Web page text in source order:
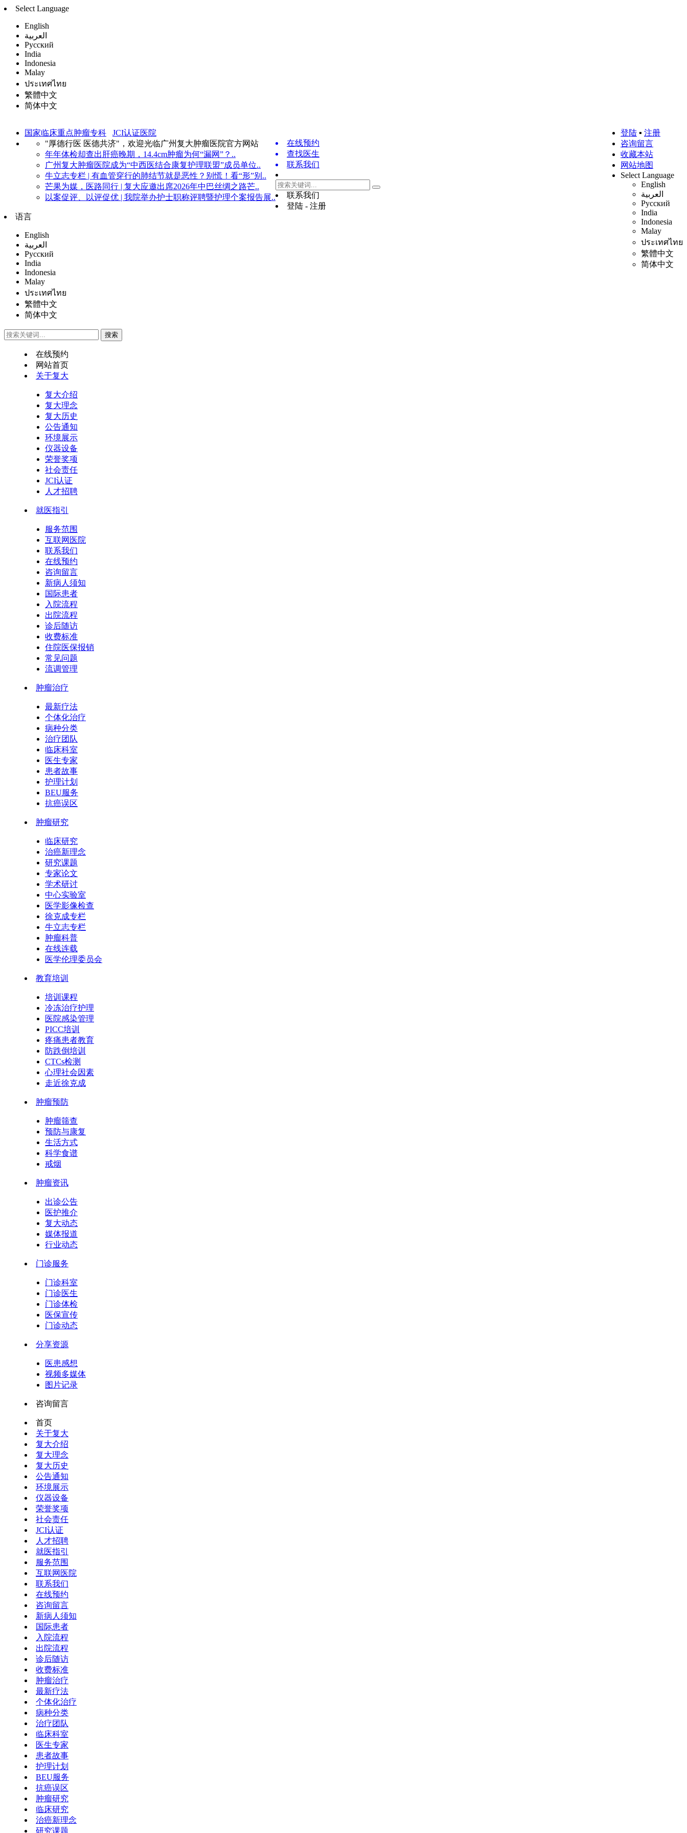
Select Language
English
العربية
Русский
India
Indonesia
Malay
ประเทศไทย
繁體中文
简体中文
国家临床重点肿瘤专科
JCI认证医院
"厚德行医 医德共济"，欢迎光临广州复大肿瘤医院官方网站
年年体检却查出肝癌晚期，14.4cm肿瘤为何“漏网”？..
广州复大肿瘤医院成为“中西医结合康复护理联盟”成员单位..
牛立志专栏 | 有血管穿行的肺结节就是恶性？别慌！看“形”别..
芒果为媒，医路同行 | 复大应邀出席2026年中巴丝绸之路芒..
以案促评、以评促优 | 我院举办护士职称评聘暨护理个案报告展..
登陆 ▪ 注册
咨询留言
收藏本站
网站地图
Select Language
English
العربية
Русский
India
Indonesia
Malay
ประเทศไทย
繁體中文
简体中文
在线预约
查找医生
联系我们
联系我们
登陆 - 注册
语言
English
العربية
Русский
India
Indonesia
Malay
ประเทศไทย
繁體中文
简体中文
在线预约
网站首页
关于复大
复大介绍
复大理念
复大历史
公告通知
环境展示
仪器设备
荣誉奖项
社会责任
JCI认证
人才招聘
就医指引
服务范围
互联网医院
联系我们
在线预约
咨询留言
新病人须知
国际患者
入院流程
出院流程
诊后随访
收费标准
住院医保报销
常见问题
流调管理
肿瘤治疗
最新疗法
个体化治疗
病种分类
治疗团队
临床科室
医生专家
患者故事
护理计划
BEU服务
抗癌误区
肿瘤研究
临床研究
治癌新理念
研究课题
专家论文
学术研讨
中心实验室
医学影像检查
徐克成专栏
牛立志专栏
肿瘤科普
在线连载
医学伦理委员会
教育培训
培训课程
冷冻治疗护理
医院感染管理
PICC培训
疼痛患者教育
防跌倒培训
CTCs检测
心理社会因素
走近徐克成
肿瘤预防
肿瘤筛查
预防与康复
生活方式
科学食谱
戒烟
肿瘤资讯
出诊公告
医护推介
复大动态
媒体报道
行业动态
门诊服务
门诊科室
门诊医生
门诊体检
医保宣传
门诊动态
分享资源
医患感想
视频多媒体
图片记录
咨询留言
首页
关于复大
复大介绍
复大理念
复大历史
公告通知
环境展示
仪器设备
荣誉奖项
社会责任
JCI认证
人才招聘
就医指引
服务范围
互联网医院
联系我们
在线预约
咨询留言
新病人须知
国际患者
入院流程
出院流程
诊后随访
收费标准
肿瘤治疗
最新疗法
个体化治疗
病种分类
治疗团队
临床科室
医生专家
患者故事
护理计划
BEU服务
抗癌误区
肿瘤研究
临床研究
治癌新理念
研究课题